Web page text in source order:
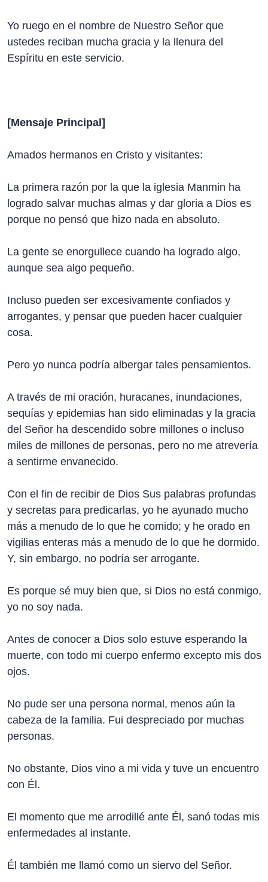
Yo ruego en el nombre de Nuestro Señor que
ustedes reciban mucha gracia y la llenura del
Espíritu en este servicio.
[Mensaje Principal]
Amados hermanos en Cristo y visitantes:
La primera razón por la que la iglesia Manmin ha
logrado salvar muchas almas y dar gloria a Dios es
porque no pensó que hizo nada en absoluto.
La gente se enorgullece cuando ha logrado algo,
aunque sea algo pequeño.
Incluso pueden ser excesivamente confiados y
arrogantes, y pensar que pueden hacer cualquier
cosa.
Pero yo nunca podría albergar tales pensamientos.
A través de mi oración, huracanes, inundaciones,
sequías y epidemias han sido eliminadas y la gracia
del Señor ha descendido sobre millones o incluso
miles de millones de personas, pero no me atrevería
a sentirme envanecido.
Con el fin de recibir de Dios Sus palabras profundas
y secretas para predicarlas, yo he ayunado mucho
más a menudo de lo que he comido; y he orado en
vigilias enteras más a menudo de lo que he dormido.
Y, sin embargo, no podría ser arrogante.
Es porque sé muy bien que, si Dios no está conmigo,
yo no soy nada.
Antes de conocer a Dios solo estuve esperando la
muerte, con todo mi cuerpo enfermo excepto mis dos
ojos.
No pude ser una persona normal, menos aún la
cabeza de la familia. Fui despreciado por muchas
personas.
No obstante, Dios vino a mi vida y tuve un encuentro
con Él.
El momento que me arrodillé ante Él, sanó todas mis
enfermedades al instante.
Él también me llamó como un siervo del Señor.